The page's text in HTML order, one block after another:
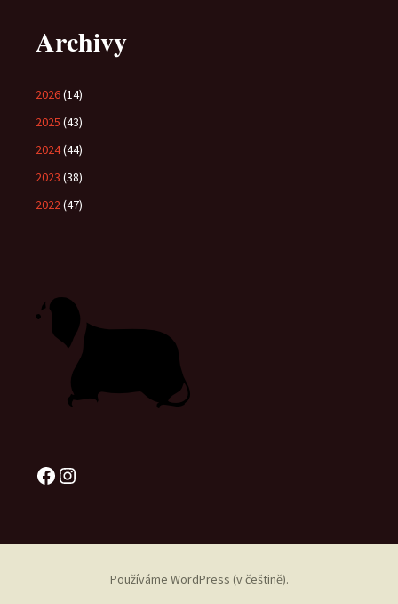
Archivy
2026(14)
2025 (43)
2024(44)
2023 (38)
2022 (47)
Facebook
Instagram
Používáme WordPress (v češtině).